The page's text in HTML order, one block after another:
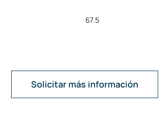
67.5
Solicitar más información